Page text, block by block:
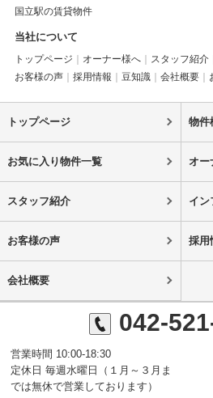
国立駅の賃貸物件
当社について
トップページ オーナー様へ スタッフ紹介
お客様の声
採用情報 豆知識 会社概要
トップページ 物件
お気に入り物件一覧 オー
スタッフ紹介 イン
お客様の声 採用
会社概要
042-
営業時間 10:00-18:30
定休日 毎週水曜日（１月～３月ま
では無休で営業しております）